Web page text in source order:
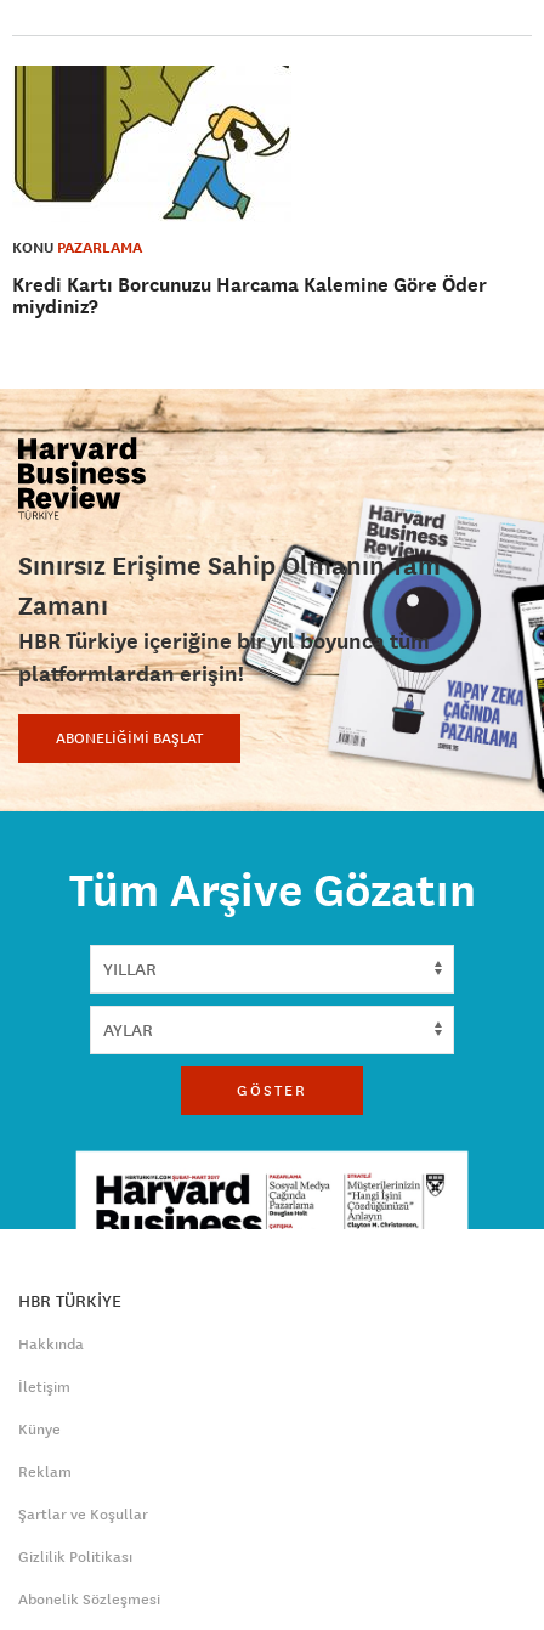
KONU PAZARLAMA
Kredi Kartı Borcunuzu Harcama Kalemine Göre Öder
miydiniz?
Sınırsız Erişime Sahip Olmanın Tam
Zamanı
HBR Türkiye içeriğine bir yıl boyunca tüm
platformlardan erişin!
ABONELİĞİMİ BAŞLAT
Tüm Arşive Gözatın
GÖSTER
HBR TÜRKİYE
Hakkında
İletişim
Künye
Reklam
Şartlar ve Koşullar
Gizlilik Politikası
Abonelik Sözleşmesi